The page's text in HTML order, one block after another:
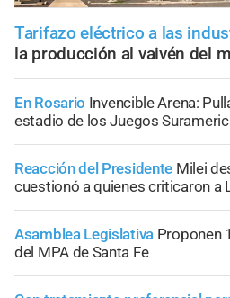
Tarifazo eléctrico a las
la producción al vaivén del
En Rosario Invencible Arena:
estadio de los Juegos
Reacción del Presidente Milei
cuestionó a quienes criticaron a
Asamblea Legislativa Proponen
del MPA de Santa Fe